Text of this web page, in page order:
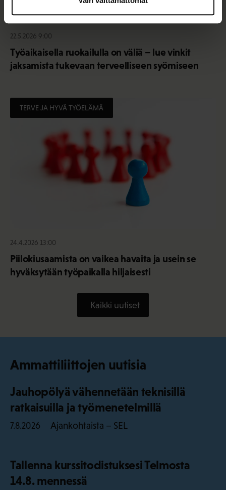
22.5.2026 9:00
Työaikaisella ruokailulla on väliä – lue vinkit
jaksamista tukevaan terveelliseen syömiseen
TERVE JA HYVÄ TYÖELÄMÄ
24.4.2026 13:00
Piilokiusaamista on vaikea havaita ja usein se
hyväksytään työpaikalla hiljaisesti
Kaikki uutiset
Ammattiliittojen uutisia
Jauhopölyä vähennetään teknisillä
ratkaisuilla ja työmenetelmillä
7.8.2026 Ajankohtaista – SEL
Tallenna kurssitodistuksesi Telmosta
14.8. mennessä